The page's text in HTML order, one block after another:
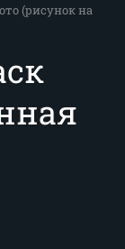
(рисунок на